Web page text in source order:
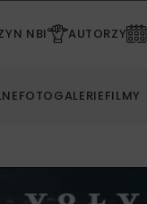
NBI AUTORZY
FOTOGALERIEFILMY